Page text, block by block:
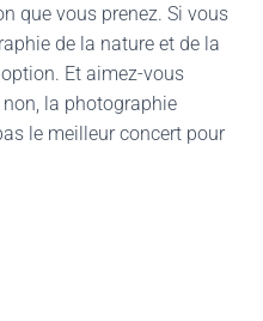
que vous prenez. Si vous
de la nature et de la
Et aimez-vous
la photographie
le meilleur concert pour